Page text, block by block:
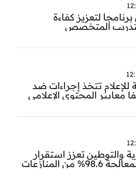
لتعزيز كفاءة
المتخصص
للإعلام تتخذ إجراءات ضد
المحتوى الإعلامي
والتوطين تعزز استقرار
سوق العمل بمعالجة 98.6% من المنازعات